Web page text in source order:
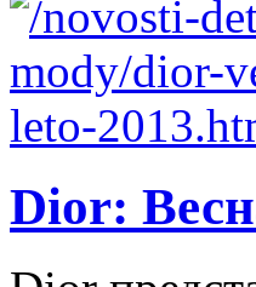
Dior: